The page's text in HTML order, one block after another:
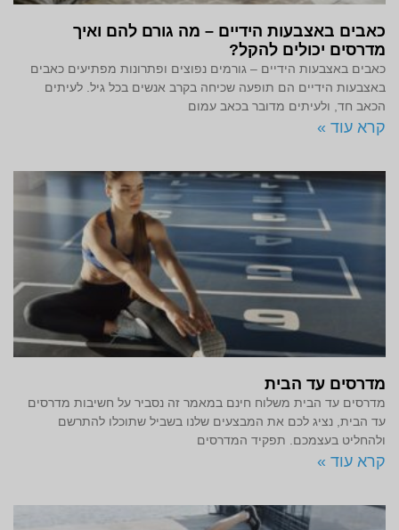
כאבים באצבעות הידיים – מה גורם להם ואיך
מדרסים יכולים להקל?
כאבים באצבעות הידיים – גורמים נפוצים ופתרונות מפתיעים כאבים
באצבעות הידיים הם תופעה שכיחה בקרב אנשים בכל גיל. לעיתים
הכאב חד, ולעיתים מדובר בכאב עמום
קרא עוד »
מדרסים עד הבית
מדרסים עד הבית משלוח חינם במאמר זה נסביר על חשיבות מדרסים
עד הבית, נציג לכם את המבצעים שלנו בשביל שתוכלו להתרשם
ולהחליט בעצמכם. תפקיד המדרסים
קרא עוד »